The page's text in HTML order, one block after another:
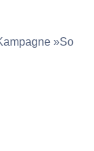
»So